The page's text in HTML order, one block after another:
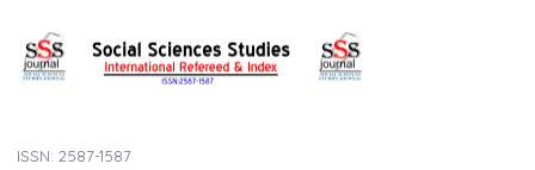
ISSN: 2587-1587